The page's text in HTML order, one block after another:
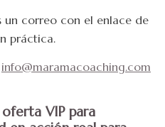
un correo con el enlace de
práctica.
info@maramacoaching.com
VIP para